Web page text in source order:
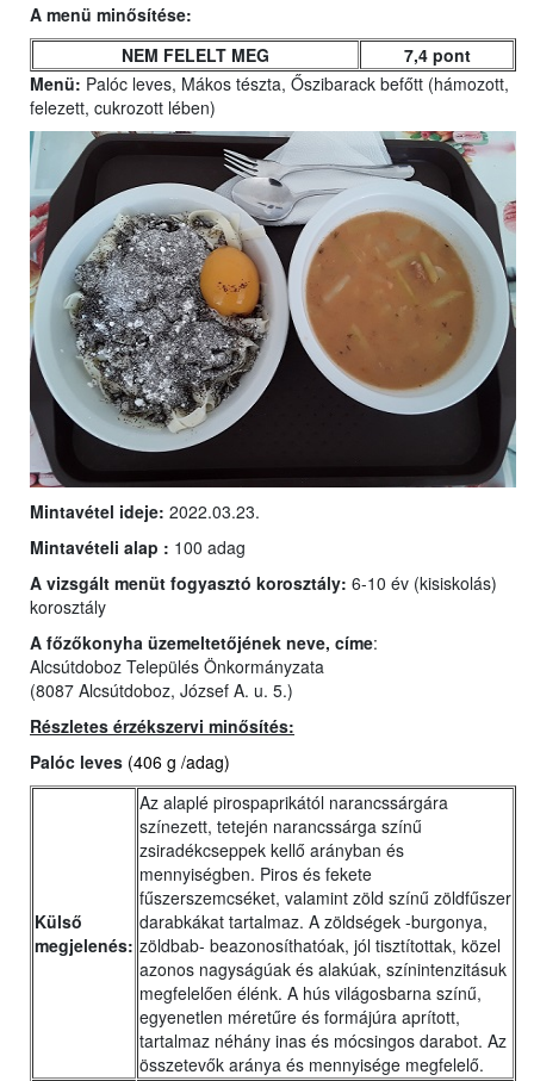
A menü minősítése:
NEM FELELT MEG
7,4 pont
Menü: Palóc leves, Mákos tészta, Őszibarack befőtt (hámozott,
felezett, cukrozott lében)
Mintavétel ideje: 2022.03.23.
Mintavételi alap : 100 adag
A vizsgált menüt fogyasztó korosztály: 6-10 év (kisiskolás)
korosztály
A főzőkonyha üzemeltetőjének neve, címe:
Alcsútdoboz Település Önkormányzata
(8087 Alcsútdoboz, József A. u. 5.)
Részletes érzékszervi minősítés:
Palóc leves (406 g /adag)
Külső
megjelenés:
Az alaplé pirospaprikától narancssárgára
színezett, tetején narancssárga színű
zsiradékcseppek kellő arányban és
mennyiségben. Piros és fekete
fűszerszemcséket, valamint zöld színű zöldfűszer
darabkákat tartalmaz. A zöldségek -burgonya,
zöldbab- beazonosíthatóak, jól tisztítottak, közel
azonos nagyságúak és alakúak, színintenzitásuk
megfelelően élénk. A hús világosbarna színű,
egyenetlen méretűre és formájúra aprított,
tartalmaz néhány inas és mócsingos darabot. Az
összetevők aránya és mennyisége megfelelő.